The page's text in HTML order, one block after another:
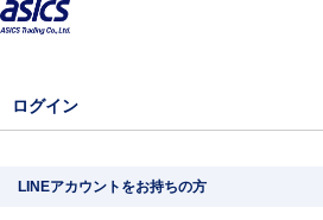
ログイン
LINEアカウントをお持ちの方